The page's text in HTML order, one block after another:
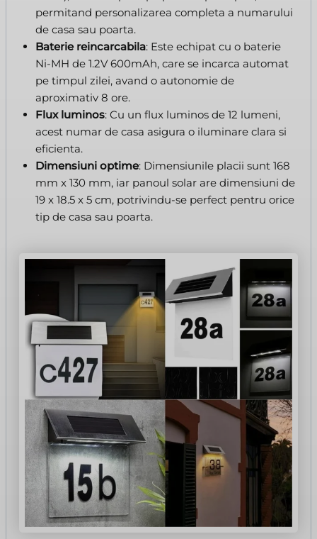
permitand personalizarea completa a numarului
de casa sau poarta.
Baterie reincarcabila: Este echipat cu o baterie
Ni-MH de 1.2V 600mAh, care se incarca automat
pe timpul zilei, avand o autonomie de
aproximativ 8 ore.
Flux luminos: Cu un flux luminos de 12 lumeni,
acest numar de casa asigura o iluminare clara si
eficienta.
Dimensiuni optime: Dimensiunile placii sunt 168
mm x 130 mm, iar panoul solar are dimensiuni de
19 x 18.5 x 5 cm, potrivindu-se perfect pentru orice
tip de casa sau poarta.